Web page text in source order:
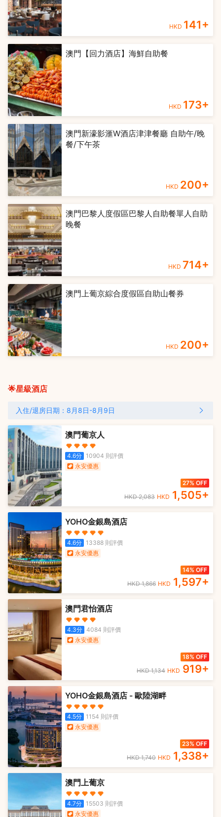
HKD 141+
澳門【回力酒店】海鮮自助餐
HKD 173+
澳門新濠影滙W酒店津津餐廳 自助午/晚
餐/下午茶
HKD 200+
澳門巴黎人度假區巴黎人自助餐單人自助
晚餐
HKD 714+
澳門上葡京綜合度假區自助山餐券
HKD 200+
🌟星級酒店
入住/退房日期： 8月8日-8月9日
澳門葡京人
4.6分 10904 則評價
永安優惠
27% OFF
HKD2,083 HKD 1,505+
YOHO金銀島酒店
4.6分 13388則評價
永安優惠
14% OFF
HKD1,866 HKD 1,597+
澳門君怡酒店
4.3分 4084 則評價
永安優惠
18% OFF
HKD1,134 HKD 919+
YOHO金銀島酒店 - 歐陸湖畔
4.5分 1154 則評價
永安優惠
23% OFF
HKD1,740 HKD 1,338+
澳門上葡京
4.7分 15503 則評價
永安優惠